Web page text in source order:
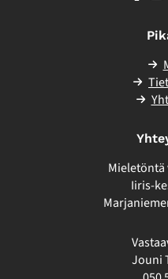
Iiris-
Jouni